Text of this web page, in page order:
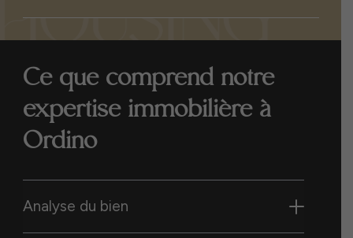
Ce que comprend notre
expertise immobilière à
Ordino
Analyse du bien